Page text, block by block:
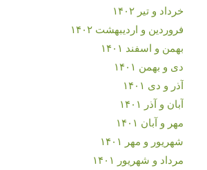
خرداد و تیر ۱۴۰۲
فروردین و اردیبهشت ۱۴۰۲
بهمن و اسفند ۱۴۰۱
دی و بهمن ۱۴۰۱
آذر و دی ۱۴۰۱
آبان و آذر ۱۴۰۱
مهر و آبان ۱۴۰۱
شهریور و مهر ۱۴۰۱
مرداد و شهریور ۱۴۰۱